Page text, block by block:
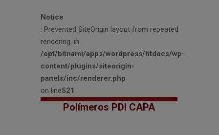
Notice
: Prevented SiteOrigin layout from repeated
rendering. in
/opt/bitnami/apps/wordpress/htdocs/wp-
content/plugins/siteorigin-
panels/inc/renderer.php
on line521
Polímeros PDI CAPA